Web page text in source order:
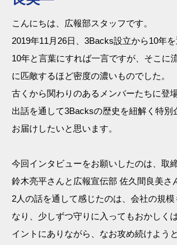
こんにちは、広報部スタッフです。
2019年11月26日、3Backs設立から10年を
10年と言葉にすれば一言ですが、そこに
に匹敵するほど密度の濃いものでした。
古くから関わりのあるメンバーたちに登
出話を通して3Backsの歴史を紐解く特別
お届けしたいと思います。
今回インタビューをお願いしたのは、取
鈴木亮平さんと広報宣伝部 佐久間良美さ
2人の話を通して感じたのは、会社の規模
なり、少しずつ守りに入ってもおかしく
イントにありながら、なお攻め続けよう